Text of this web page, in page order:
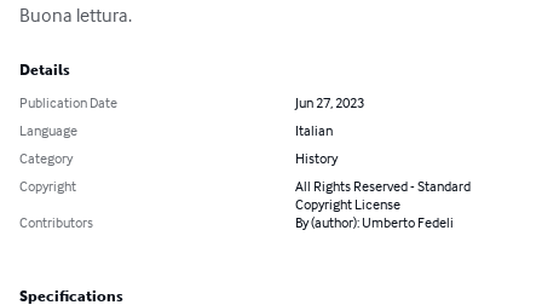
Buona lettura.
Details
Publication Date
Jun 27, 2023
Language
Italian
Category
History
Copyright
All Rights Reserved - Standard
Copyright License
Contributors
By (author): Umberto Fedeli
Specifications